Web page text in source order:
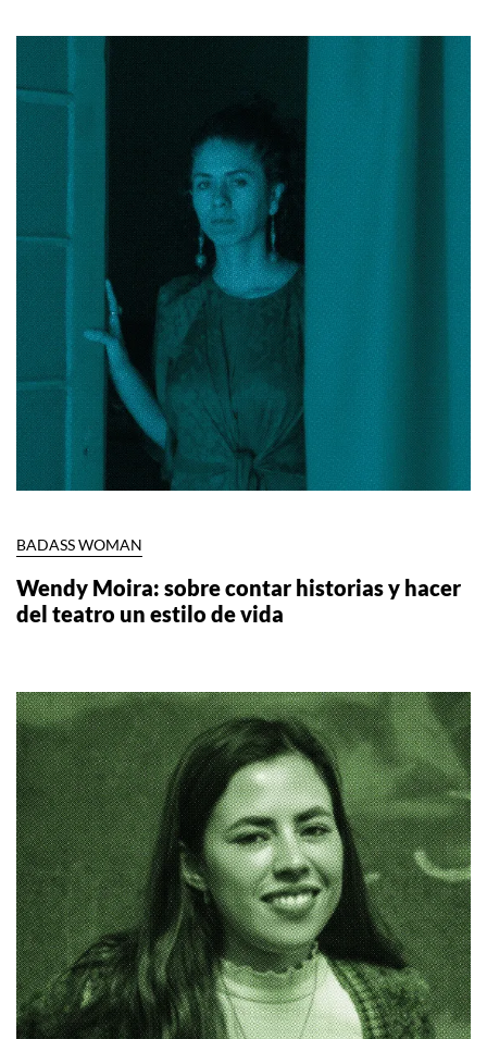
BADASS WOMAN
Wendy Moira: sobre contar historias y hacer
del teatro un estilo de vida